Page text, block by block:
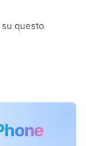
questo